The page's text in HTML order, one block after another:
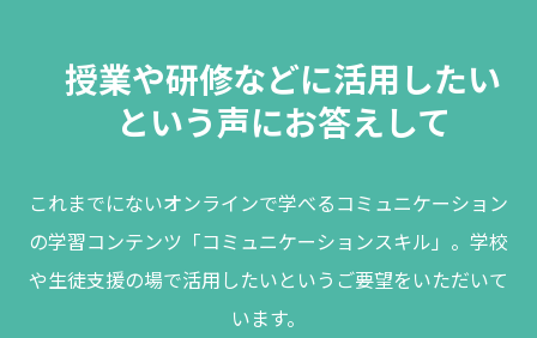
授業や研修などに活用したい
という声にお答えして
これまでにないオンラインで学べるコミュニケーション
の学習コンテンツ「コミュニケーションスキル」。学校
や生徒支援の場で活用したいというご要望をいただいて
います。